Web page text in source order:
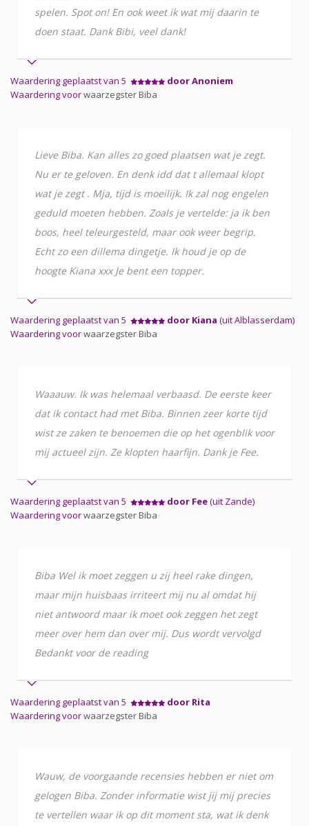
spelen. Spot on! En ook weet ik wat mij daarin te
doen staat. Dank Bibi, veel dank!
Waardering geplaatst van 5
door Anoniem
Waardering voorwaarzegster Biba
Lieve Biba. Kan alles zo goed plaatsen wat je zegt.
Nu er te geloven. En denk idd dat t allemaal klopt
wat je zegt . Mja, tijd is moeilijk. Ik zal nog engelen
geduld moeten hebben. Zoals je vertelde: ja ik ben
boos, heel teleurgesteld, maar ook weer begrip.
Echt zo een dillema dingetje. Ik houd je op de
hoogte Kiana xxx Je bent een topper.
Waardering geplaatst van 5 door Kiana (uit Alblasserdam)
Waardering voorwaarzegster Biba
Waaauw. Ik was helemaal verbaasd. De eerste keer
dat ik contact had met Biba. Binnen zeer korte tijd
wist ze zaken te benoemen die op het ogenblik voor
mij actueel zijn. Ze klopten haarfijn. Dank je Fee.
Waardering geplaatst van 5 door Fee(uit Zande)
Waardering voorwaarzegster Biba
Biba Wel ik moet zeggen u zij heel rake dingen,
maar mijn huisbaas irriteert mij nu al omdat hij
niet antwoord maar ik moet ook zeggen het zegt
meer over hem dan over mij. Dus wordt vervolgd
Bedankt voor de reading
Waardering geplaatst van 5
door Rita
Waardering voorwaarzegster Biba
Wauw, de voorgaande recensies hebben er niet om
gelogen Biba. Zonder informatie wist jij mij precies
te vertellen waar ik op dit moment sta, wat ik denk